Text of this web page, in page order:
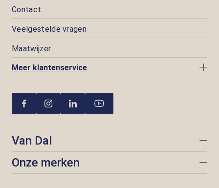
Contact
Veelgestelde vragen
Maatwijzer
Meer klantenservice
Van Dal
Onze merken